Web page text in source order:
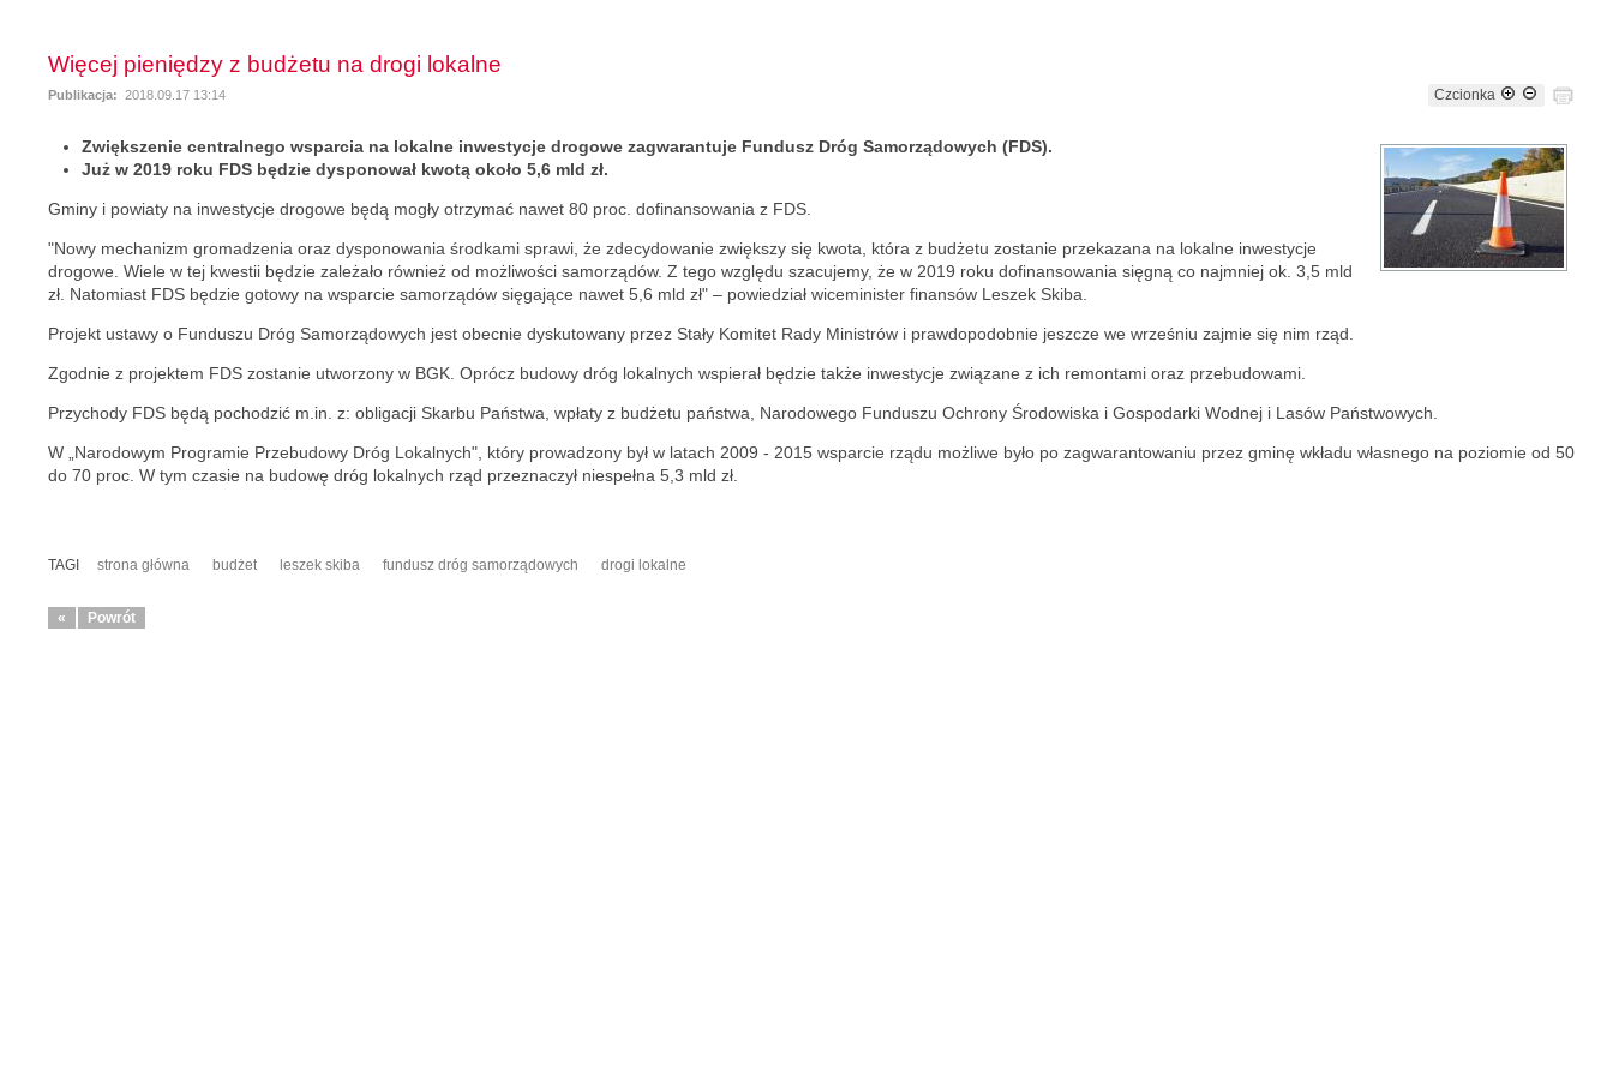
Więcej pieniędzy z budżetu na drogi lokalne
Publikacja: 2018.09.17 13:14 Czcionka
Zwiększenie centralnego wsparcia na lokalne inwestycje drogowe zagwarantuje Fundusz Dróg Samorządowych (FDS).
Już w 2019 roku FDS będzie dysponował kwotą około 5,6 mld zł.
Gminy i powiaty na inwestycje drogowe będą mogły otrzymać nawet 80 proc. dofinansowania z FDS.
"Nowy mechanizm gromadzenia oraz dysponowania środkami sprawi, że zdecydowanie zwiększy się kwota, która z budżetu zostanie przekazana na lokalne inwestycje
drogowe. Wiele w tej kwestii będzie zależało również od możliwości samorządów. Z tego względu szacujemy, że w 2019 roku dofinansowania sięgną co najmniej ok. 3,5 mld
zł. Natomiast FDS będzie gotowy na wsparcie samorządów sięgające nawet 5,6 mld zł" – powiedział wiceminister finansów Leszek Skiba.
Projekt ustawy o Funduszu Dróg Samorządowych jest obecnie dyskutowany przez Stały Komitet Rady Ministrów i prawdopodobnie jeszcze we wrześniu zajmie się nim rząd.
Zgodnie z projektem FDS zostanie utworzony w BGK. Oprócz budowy dróg lokalnych wspierał będzie także inwestycje związane z ich remontami oraz przebudowami.
Przychody FDS będą pochodzić m.in. z: obligacji Skarbu Państwa, wpłaty z budżetu państwa, Narodowego Funduszu Ochrony Środowiska i Gospodarki Wodnej i Lasów Państwowych.
W „Narodowym Programie Przebudowy Dróg Lokalnych", który prowadzony był w latach 2009 - 2015 wsparcie rządu możliwe było po zagwarantowaniu przez gminę wkładu własnego na poziomie od 50
do 70 proc. W tym czasie na budowę dróg lokalnych rząd przeznaczył niespełna 5,3 mld zł.
TAGI strona główna budżet leszek skiba fundusz dróg samorządowych drogi lokalne
« Powrót